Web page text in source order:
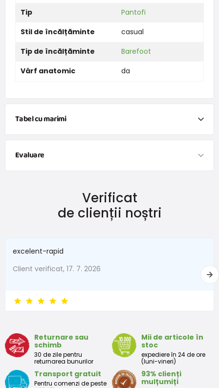
Tip
Pantofi
Stil de încălțăminte
casual
Tip de încălțăminte
Barefoot
Vârf anatomic
da
Tabel cu marimi
Evaluare
Filip Dyčka
Încălțămintea funcționează. Se poate merge cu ele pe
dacă ai merge fără. Probabil că protejează piciorul de
daune, de exemplu, dacă cineva calcă pe sticlă, cuie,
pâini uscate etc.
Verificat
de clienții noștri
excelent-rapid
Client verificat, 17. 7. 2026
Returnare sau
schimb
30 de zile pentru
returnarea bunurilor
Mii de articole în
stoc
expediere în 24 de ore
(luni-vineri)
Transport gratuit
Pentru comenzi de peste
93% clienți
mulțumiți